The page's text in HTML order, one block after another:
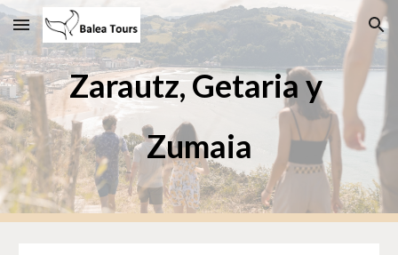
Skip to main content Skip to navigation
Zarautz, Getaria y
Zumaia